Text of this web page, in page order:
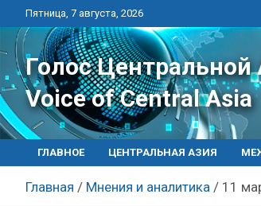
Перейти
к
контенту
Пятница, 7 августа, 2026
Голос Центральной
Voice of Central Asia
ГЛАВНОЕ ЦЕНТРАЛЬНАЯ АЗИЯ
Главная Мнения и аналитика 11